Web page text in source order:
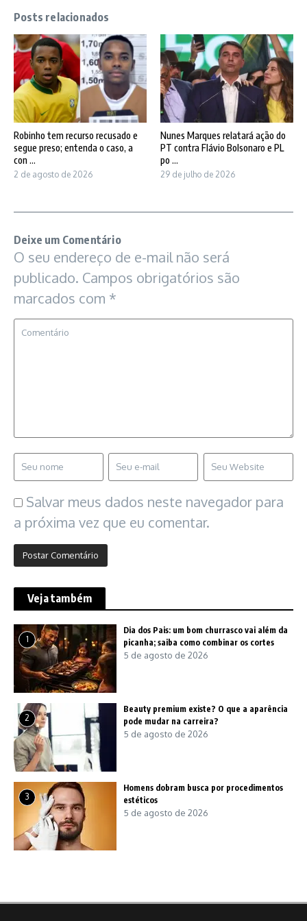
Posts relacionados
Robinho tem recurso recusado e
segue preso; entenda o caso, a
con ...
2 de agosto de 2026
Nunes Marques relatará ação do
PT contra Flávio Bolsonaro e PL
po ...
29 de julho de 2026
Deixe um Comentário
O seu endereço de e-mail não será
publicado. Campos obrigatórios são
marcados com *
Salvar meus dados neste navegador para
a próxima vez que eu comentar.
Veja também
1
Dia dos Pais: um bom churrasco vai além da
picanha; saiba como combinar os cortes
5 de agosto de 2026
2
Beauty premium existe? O que a aparência
pode mudar na carreira?
5 de agosto de 2026
3
Homens dobram busca por procedimentos
estéticos
5 de agosto de 2026